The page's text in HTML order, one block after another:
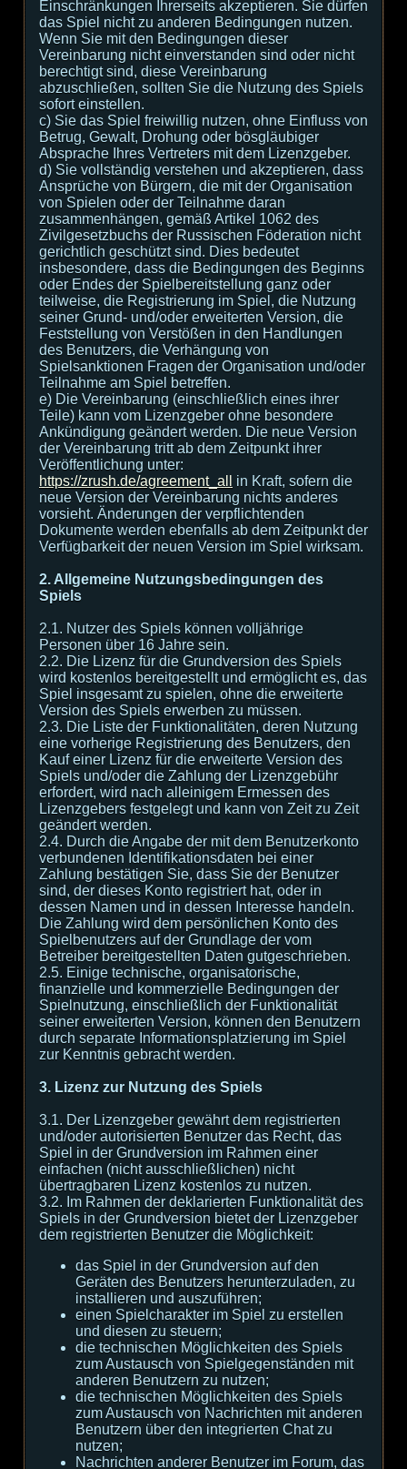
Einschränkungen Ihrerseits akzeptieren. Sie dürfen
das Spiel nicht zu anderen Bedingungen nutzen.
Wenn Sie mit den Bedingungen dieser
Vereinbarung nicht einverstanden sind oder nicht
berechtigt sind, diese Vereinbarung
abzuschließen, sollten Sie die Nutzung des Spiels
sofort einstellen.
c) Sie das Spiel freiwillig nutzen, ohne Einfluss von
Betrug, Gewalt, Drohung oder bösgläubiger
Absprache Ihres Vertreters mit dem Lizenzgeber.
d) Sie vollständig verstehen und akzeptieren, dass
Ansprüche von Bürgern, die mit der Organisation
von Spielen oder der Teilnahme daran
zusammenhängen, gemäß Artikel 1062 des
Zivilgesetzbuchs der Russischen Föderation nicht
gerichtlich geschützt sind. Dies bedeutet
insbesondere, dass die Bedingungen des Beginns
oder Endes der Spielbereitstellung ganz oder
teilweise, die Registrierung im Spiel, die Nutzung
seiner Grund- und/oder erweiterten Version, die
Feststellung von Verstößen in den Handlungen
des Benutzers, die Verhängung von
Spielsanktionen Fragen der Organisation und/oder
Teilnahme am Spiel betreffen.
e) Die Vereinbarung (einschließlich eines ihrer
Teile) kann vom Lizenzgeber ohne besondere
Ankündigung geändert werden. Die neue Version
der Vereinbarung tritt ab dem Zeitpunkt ihrer
Veröffentlichung unter:
https://zrush.de/agreement_all
in Kraft, sofern die
neue Version der Vereinbarung nichts anderes
vorsieht. Änderungen der verpflichtenden
Dokumente werden ebenfalls ab dem Zeitpunkt der
Verfügbarkeit der neuen Version im Spiel wirksam.
2. Allgemeine Nutzungsbedingungen des
Spiels
2.1. Nutzer des Spiels können volljährige
Personen über 16 Jahre sein.
2.2. Die Lizenz für die Grundversion des Spiels
wird kostenlos bereitgestellt und ermöglicht es, das
Spiel insgesamt zu spielen, ohne die erweiterte
Version des Spiels erwerben zu müssen.
2.3. Die Liste der Funktionalitäten, deren Nutzung
eine vorherige Registrierung des Benutzers, den
Kauf einer Lizenz für die erweiterte Version des
Spiels und/oder die Zahlung der Lizenzgebühr
erfordert, wird nach alleinigem Ermessen des
Lizenzgebers festgelegt und kann von Zeit zu Zeit
geändert werden.
2.4. Durch die Angabe der mit dem Benutzerkonto
verbundenen Identifikationsdaten bei einer
Zahlung bestätigen Sie, dass Sie der Benutzer
sind, der dieses Konto registriert hat, oder in
dessen Namen und in dessen Interesse handeln.
Die Zahlung wird dem persönlichen Konto des
Spielbenutzers auf der Grundlage der vom
Betreiber bereitgestellten Daten gutgeschrieben.
2.5. Einige technische, organisatorische,
finanzielle und kommerzielle Bedingungen der
Spielnutzung, einschließlich der Funktionalität
seiner erweiterten Version, können den Benutzern
durch separate Informationsplatzierung im Spiel
zur Kenntnis gebracht werden.
3. Lizenz zur Nutzung des Spiels
3.1. Der Lizenzgeber gewährt dem registrierten
und/oder autorisierten Benutzer das Recht, das
Spiel in der Grundversion im Rahmen einer
einfachen (nicht ausschließlichen) nicht
übertragbaren Lizenz kostenlos zu nutzen.
3.2. Im Rahmen der deklarierten Funktionalität des
Spiels in der Grundversion bietet der Lizenzgeber
dem registrierten Benutzer die Möglichkeit:
das Spiel in der Grundversion auf den
Geräten des Benutzers herunterzuladen, zu
installieren und auszuführen;
einen Spielcharakter im Spiel zu erstellen
und diesen zu steuern;
die technischen Möglichkeiten des Spiels
zum Austausch von Spielgegenständen mit
anderen Benutzern zu nutzen;
die technischen Möglichkeiten des Spiels
zum Austausch von Nachrichten mit anderen
Benutzern über den integrierten Chat zu
nutzen;
Nachrichten anderer Benutzer im Forum, das